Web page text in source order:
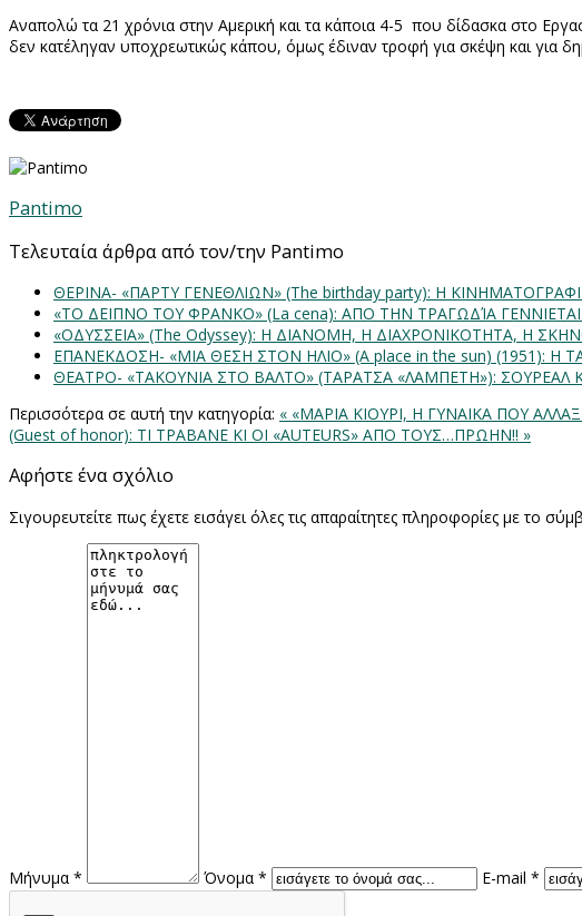
Αναπολώ τα 21 χρόνια στην Αμερική και τα κάποια 4-5 που δίδασκα στο
δεν κατέληγαν υποχρεωτικώς κάπου, όμως έδιναν τροφή για σκέψη και για
Pantimo
Τελευταία άρθρα από τον/την Pantimo
ΘΕΡΙΝΑ- «ΠΑΡΤΥ ΓΕΝΕΘΛΙΩΝ» (The birthday party): H
«ΤΟ ΔΕΙΠΝΟ ΤΟΥ ΦΡΑΝΚΟ» (La cena): ΑΠΟ ΤΗΝ ΤΡΑΓΩΔΊΑ
«ΟΔΥΣΣΕΙΑ» (The Odyssey): Η ΔΙΑΝΟΜΗ, Η ΔΙΑΧΡΟΝΙΚΟΤΗΤΑ, Η
ΕΠΑΝΕΚΔΟΣΗ- «ΜΙΑ ΘΕΣΗ ΣΤΟΝ ΗΛΙΟ» (Α place in the sun) (1951):
ΘΕΑΤΡΟ- «ΤΑΚΟΥΝΙΑ ΣΤΟ ΒΑΛΤΟ» (ΤΑΡΑΤΣΑ «ΛΑΜΠΕΤΗ»): ΣΟΥΡΕΑΛ
Περισσότερα σε αυτή την κατηγορία: « «ΜΑΡΙΑ ΚΙΟΥΡΙ, Η ΓΥΝΑΙΚΑ ΠΟΥ
(Guest of honor): ΤΙ ΤΡΑΒΑΝΕ ΚΙ ΟΙ «AUTEURS» ΑΠΟ ΤΟΥΣ…ΠΡΩΗΝ!! »
Αφήστε ένα σχόλιο
Σιγουρευτείτε πως έχετε εισάγει όλες τις απαραίτητες πληροφορίες με το
Μήνυμα * Όνομα * E-mail *